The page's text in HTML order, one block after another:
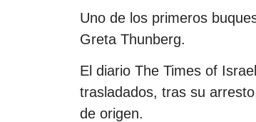
Uno de los primeros
Greta Thunberg.
El diario The Times of
trasladados, tras su
de origen.